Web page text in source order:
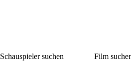
Schauspieler suchen Film